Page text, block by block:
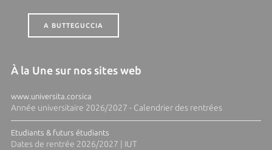
A BUTTEGUCCIA
À la Une sur nos sites web
www.universita.corsica
Année universitaire 2026/2027 - Calendrier des rentrées
Etudiants & futurs étudiants
Dates de rentrée 2026/2027 | IUT